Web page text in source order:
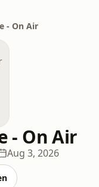
- On Air
- On Air
Aug 3, 2026